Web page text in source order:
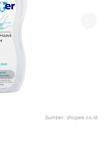
Sumber: shopee.co.id